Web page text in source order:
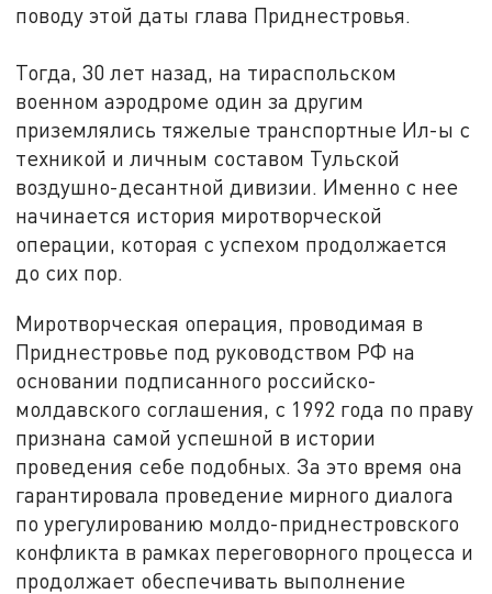
поводу этой даты глава Приднестровья.
Тогда, 30 лет назад, на тираспольском
военном аэродроме один за другим
приземлялись тяжелые транспортные Ил-ы с
техникой и личным составом Тульской
воздушно-десантной дивизии. Именно с нее
начинается история миротворческой
операции, которая с успехом продолжается
до сих пор.
Миротворческая операция, проводимая в
Приднестровье под руководством РФ на
основании подписанного российско-
молдавского соглашения, с 1992 года по праву
признана самой успешной в истории
проведения себе подобных. За это время она
гарантировала проведение мирного диалога
по урегулированию молдо-приднестровского
конфликта в рамках переговорного процесса и
продолжает обеспечивать выполнение